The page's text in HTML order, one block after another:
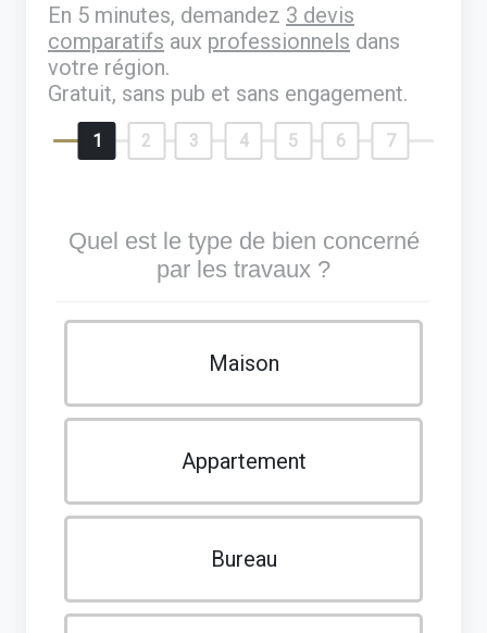
En 5 minutes, demandez 3 devis
comparatifs aux professionnels dans
votre région.
Gratuit, sans pub et sans engagement.
1 2 3 4 5 6 7
Quel est le type de bien concerné
par les travaux ?
Maison
Appartement
Bureau